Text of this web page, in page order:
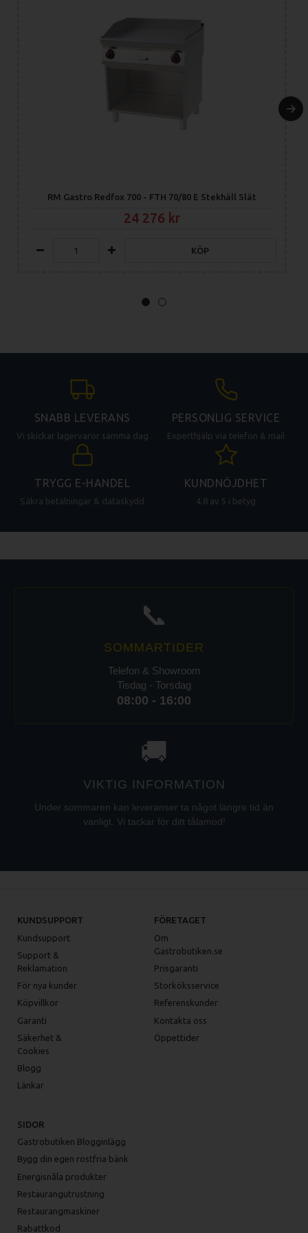
RM Gastro Redfox 700 - FTH 70/80 E Stekhäll Slät
24 276
KÖP
SNABB LEVERANS
Vi skickar lagervaror samma dag
PERSONLIG SERVICE
Experthjälp via telefon & mail
TRYGG E-HANDEL
Säkra betalningar & dataskydd
KUNDNÖJDHET
4.8 av 5 i betyg
📞
SOMMARTIDER
Telefon & Showroom
Tisdag - Torsdag
08:00 - 16:00
🚚
VIKTIG INFORMATION
Under sommaren kan leveranser ta något längre tid än
vanligt. Vi tackar för ditt tålamod!
KUNDSUPPORT
Kundsupport
Support &
Reklamation
För nya kunder
Köpvillkor
Garanti
Säkerhet &
Cookies
Blogg
Länkar
FÖRETAGET
Om
Gastrobutiken.se
Prisgaranti
Storköksservice
Referenskunder
Kontakta oss
Öppettider
SIDOR
Gastrobutiken Blogginlägg
Bygg din egen rostfria bänk
Energisnåla produkter
Restaurangutrustning
Restaurangmaskiner
Rabattkod